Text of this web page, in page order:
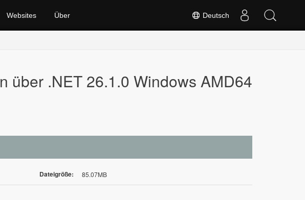
Deutsch
Websites Über
über .NET 26.1.0 Windows AMD64
Dateigröße: 85.07MB